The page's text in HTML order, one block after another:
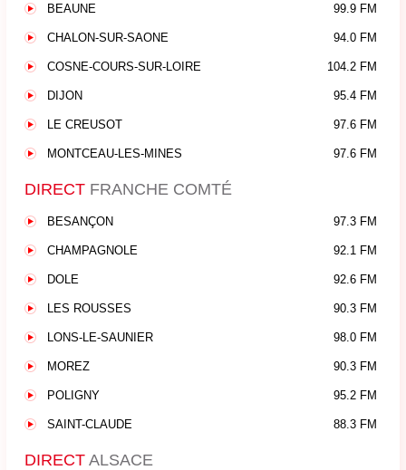
BEAUNE 99.9 FM
CHALON-SUR-SAONE 94.0 FM
COSNE-COURS-SUR-LOIRE 104.2 FM
DIJON 95.4 FM
LE CREUSOT 97.6 FM
MONTCEAU-LES-MINES 97.6 FM
DIRECT FRANCHE COMTÉ
BESANÇON 97.3 FM
CHAMPAGNOLE 92.1 FM
DOLE 92.6 FM
LES ROUSSES 90.3 FM
LONS-LE-SAUNIER 98.0 FM
MOREZ 90.3 FM
POLIGNY 95.2 FM
SAINT-CLAUDE 88.3 FM
DIRECT ALSACE